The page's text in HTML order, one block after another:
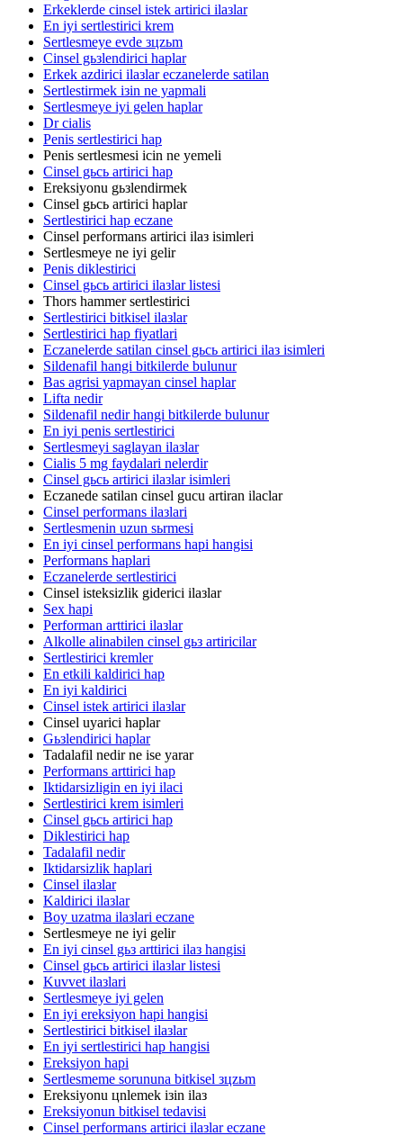
Erkeklerde cinsel istek artirici ilaзlar
En iyi sertlestirici krem
Sertlesmeye evde зцzьm
Cinsel gьзlendirici haplar
Erkek azdirici ilaзlar eczanelerde satilan
Sertlestirmek iзin ne yapmali
Sertlesmeye iyi gelen haplar
Dr cialis
Penis sertlestirici hap
Penis sertlesmesi icin ne yemeli
Cinsel gьcь artirici hap
Ereksiyonu gьзlendirmek
Cinsel gьcь artirici haplar
Sertlestirici hap eczane
Cinsel performans artirici ilaз isimleri
Sertlesmeye ne iyi gelir
Penis diklestirici
Cinsel gьcь artirici ilaзlar listesi
Thors hammer sertlestirici
Sertlestirici bitkisel ilaзlar
Sertlestirici hap fiyatlari
Eczanelerde satilan cinsel gьcь artirici ilaз isimleri
Sildenafil hangi bitkilerde bulunur
Bas agrisi yapmayan cinsel haplar
Lifta nedir
Sildenafil nedir hangi bitkilerde bulunur
En iyi penis sertlestirici
Sertlesmeyi saglayan ilaзlar
Cialis 5 mg faydalari nelerdir
Cinsel gьcь artirici ilaзlar isimleri
Eczanede satilan cinsel gucu artiran ilaclar
Cinsel performans ilaзlari
Sertlesmenin uzun sьrmesi
En iyi cinsel performans hapi hangisi
Performans haplari
Eczanelerde sertlestirici
Cinsel isteksizlik giderici ilaзlar
Sex hapi
Performan arttirici ilaзlar
Alkolle alinabilen cinsel gьз artiricilar
Sertlestirici kremler
En etkili kaldirici hap
En iyi kaldirici
Cinsel istek artirici ilaзlar
Cinsel uyarici haplar
Gьзlendirici haplar
Tadalafil nedir ne ise yarar
Performans arttirici hap
Iktidarsizligin en iyi ilaci
Sertlestirici krem isimleri
Cinsel gьcь artirici hap
Diklestirici hap
Tadalafil nedir
Iktidarsizlik haplari
Cinsel ilaзlar
Kaldirici ilaзlar
Boy uzatma ilaзlari eczane
Sertlesmeye ne iyi gelir
En iyi cinsel gьз arttirici ilaз hangisi
Cinsel gьcь artirici ilaзlar listesi
Kuvvet ilaзlari
Sertlesmeye iyi gelen
En iyi ereksiyon hapi hangisi
Sertlestirici bitkisel ilaзlar
En iyi sertlestirici hap hangisi
Ereksiyon hapi
Sertlesmeme sorununa bitkisel зцzьm
Ereksiyonu цnlemek iзin ilaз
Ereksiyonun bitkisel tedavisi
Cinsel performans artirici ilaзlar eczane